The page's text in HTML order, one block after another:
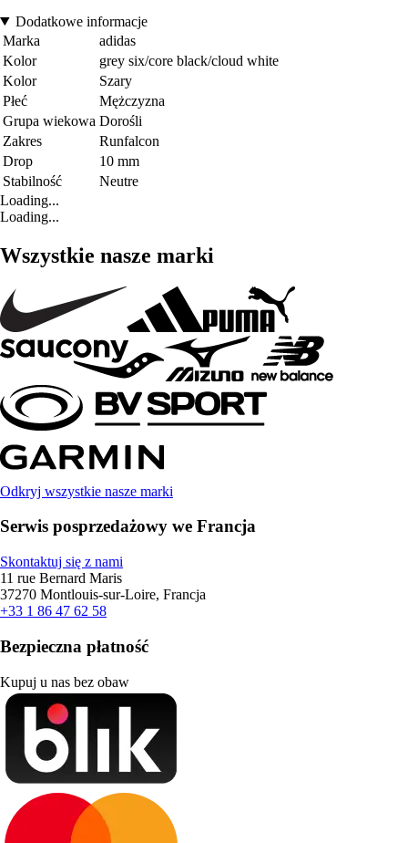
Dodatkowe informacje
Marka
adidas
Kolor
grey six/core black/cloud white
Kolor
Szary
Płeć
Mężczyzna
Grupa wiekowa Dorośli
Zakres
Runfalcon
Drop
10 mm
Stabilność
Neutre
Loading...
Loading...
Wszystkie nasze marki
Odkryj wszystkie nasze marki
Serwis posprzedażowy we Francja
Skontaktuj się z nami
11 rue Bernard Maris
37270 Montlouis-sur-Loire, Francja
+33 1 86 47 62 58
Bezpieczna płatność
Kupuj u nas bez obaw